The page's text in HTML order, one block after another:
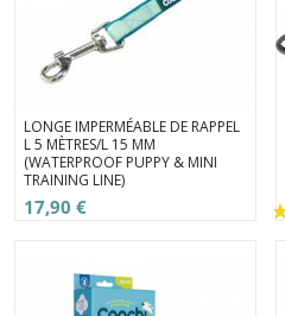
LONGE IMPERMÉABLE DE RAPPEL
L 5 MÈTRES/L 15 MM
(WATERPROOF PUPPY & MINI
TRAINING LINE)
17,90 €